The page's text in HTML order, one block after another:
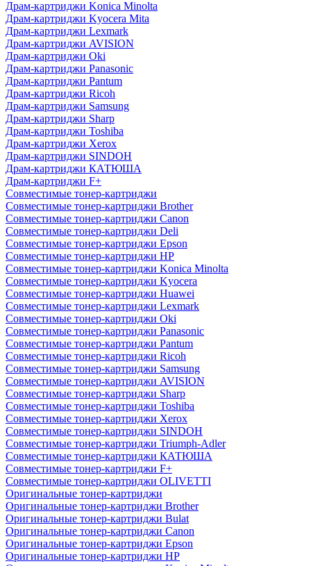
Драм-картриджи Konica Minolta
Драм-картриджи Kyocera Mita
Драм-картриджи Lexmark
Драм-картриджи AVISION
Драм-картриджи Oki
Драм-картриджи Panasonic
Драм-картриджи Pantum
Драм-картриджи Ricoh
Драм-картриджи Samsung
Драм-картриджи Sharp
Драм-картриджи Toshiba
Драм-картриджи Xerox
Драм-картриджи SINDOH
Драм-картриджи КАТЮША
Драм-картриджи F+
Совместимые тонер-картриджи
Совместимые тонер-картриджи Brother
Совместимые тонер-картриджи Canon
Совместимые тонер-картриджи Deli
Совместимые тонер-картриджи Epson
Совместимые тонер-картриджи HP
Совместимые тонер-картриджи Konica Minolta
Совместимые тонер-картриджи Kyocera
Совместимые тонер-картриджи Huawei
Совместимые тонер-картриджи Lexmark
Совместимые тонер-картриджи Oki
Совместимые тонер-картриджи Panasonic
Совместимые тонер-картриджи Pantum
Совместимые тонер-картриджи Ricoh
Совместимые тонер-картриджи Samsung
Совместимые тонер-картриджи AVISION
Совместимые тонер-картриджи Sharp
Совместимые тонер-картриджи Toshiba
Совместимые тонер-картриджи Xerox
Совместимые тонер-картриджи SINDOH
Совместимые тонер-картриджи Triumph-Adler
Совместимые тонер-картриджи КАТЮША
Совместимые тонер-картриджи F+
Совместимые тонер-картриджи OLIVETTI
Оригинальные тонер-картриджи
Оригинальные тонер-картриджи Brother
Оригинальные тонер-картриджи Bulat
Оригинальные тонер-картриджи Canon
Оригинальные тонер-картриджи Epson
Оригинальные тонер-картриджи HP